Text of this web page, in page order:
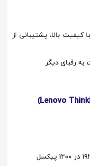
بالا، پشتیبانی از
رقبای دیگر